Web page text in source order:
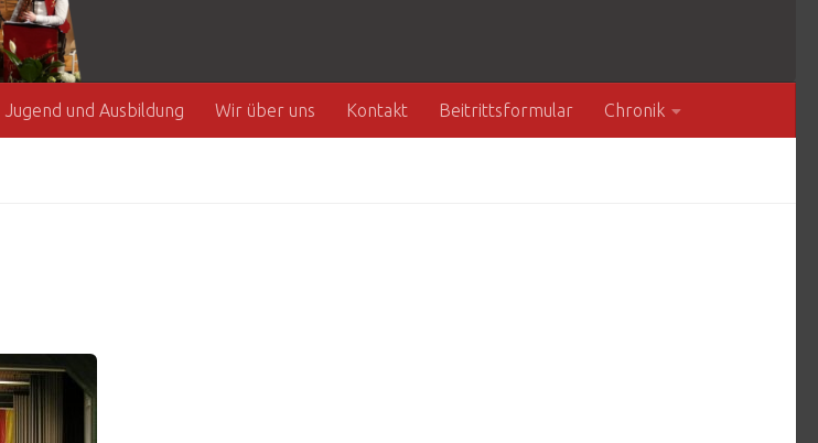
Jugend und Ausbildung Wir über uns Kontakt Beitrittsformular Chronik